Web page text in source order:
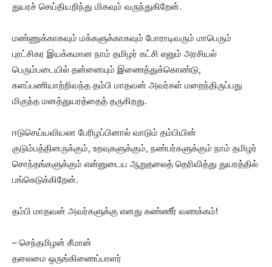
துயரச் செய்தியறிந்து மிகவும் வருந்துகிறேன்.
மண்ணுக்காகவும் மக்களுக்காகவும் போராடிவரும் மாபெரும்
புரட்சிகர இயக்கமான நாம் தமிழர் கட்சி எனும் அரசியல்
பெரும்படையில் தன்னையும் இணைத்துக்கொண்டு,
களப்பணியாற்றிவந்த தம்பி மாதவன் அவர்கள் மறைந்திருப்பது
மிகுந்த மனத்துயரத்தைத் தருகிறது.
ஈடுசெய்யவியலா பேரிழப்பினால் வாடும் தம்பியின்
குடும்பத்தினருக்கும், உறவுகளுக்கும், நண்பர்களுக்கும் நாம் தமிழர்
சொந்தங்களுக்கும் என்னுடைய ஆறுதலைத் தெரிவித்து துயரத்தில்
பங்கெடுக்கிறேன்.
தம்பி மாதவன் அவர்களுக்கு எனது கண்ணீர் வணக்கம்!
– செந்தமிழன் சீமான்
தலைமை ஒருங்கிணைப்பாளர்